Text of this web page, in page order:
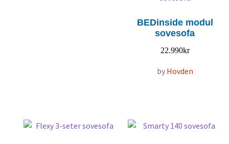
BEDinside modul
sovesofa
22.990kr
by Hovden